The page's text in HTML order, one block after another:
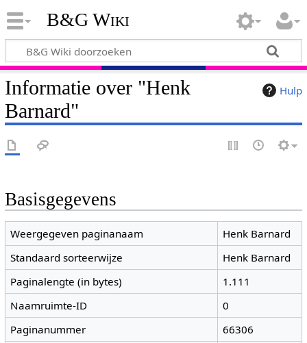
B&G Wiki
Hulp
Informatie over "Henk
Barnard"
Basisgegevens
Weergegeven paginanaam
Henk Barnard
Standaard sorteerwijze
Henk Barnard
Paginalengte (in bytes)
1.111
Naamruimte-ID
0
Paginanummer
66306